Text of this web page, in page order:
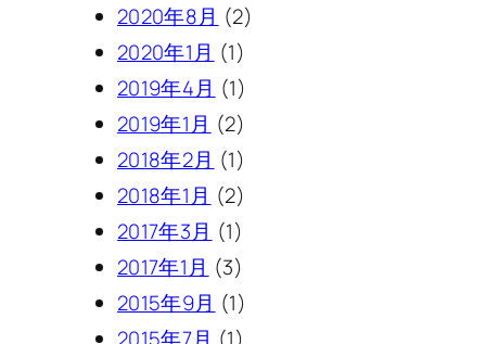
2020年8月 (2)
2020年1月 (1)
2019年4月 (1)
2019年1月 (2)
2018年2月 (1)
2018年1月 (2)
2017年3月 (1)
2017年1月 (3)
2015年9月 (1)